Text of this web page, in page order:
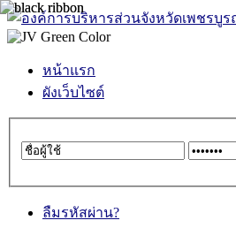
หน้าแรก
ผังเว็บไซต์
ลืมรหัสผ่าน?